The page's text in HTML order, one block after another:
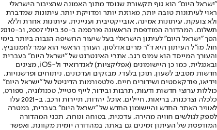
"ישראל היום" הוא גוף תקשורת שנוסד מתוך האמונה שהציבור הישראלי
ראוי לעיתונות טובה יותר, מאוזנת יותר ומדויקת יותר. עיתונות שמדברת
ולא צועקת. עיתונות אמינה, אובייקטיבית ועניינית. עיתונות אחרת וללא
תשלום. המהדורה המודפסת הראשונה פורסמה ב-30 ביולי 2007, וב-2010
הפך "ישראל היום" לעיתון הישראלי בעל שיעור החשיפה הגבוה ביותר בימי
חול. מו"ל העיתון היא ד"ר מרים אדלסון. העורך הראשי הוא עמר לחמנוביץ,
והעורך המייסד הוא עמוס רגב. אתרי האינטרנט של "ישראל היום" בעברית
ובאנגלית, כמו כן היישומונים (אפליקציות) לאנדרואיד ול-iOS, מציגים
חדשות מסביב לשעון, תוכן בלעדי, מבזקים ועדכונים, ניתוחים ופרשנויות,
וידיאו, פודקאסטים ושידורים חיים. פלטפורמות הדיגיטל של "ישראל היום"
כוללות ערוצי חדשות ודעות, תרבות ובידור, לייף סטייל, טכנולוגיה, ספורט,
כלכלה וצרכנות, בריאות, חיילים, אוכל, יהדות, תיירות ורכב. ב-2021 עלו
לאוויר האתר החדש והיישומון החדש של "ישראל היום" בעברית, במטרה
לספק לגולשים חוויה מהירה, עדכנית, בטוחה ונוחה. תכני המהדורה
המודפסת של העיתון זמינים גם באתר, במהדורה יומית מקוונת, ואפשר